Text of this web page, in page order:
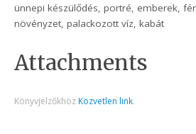
ünnepi készülődés, portré, emberek,
növényzet, palackozott víz, kabát
Attachments
Könyvjelzőkhöz Közvetlen link.